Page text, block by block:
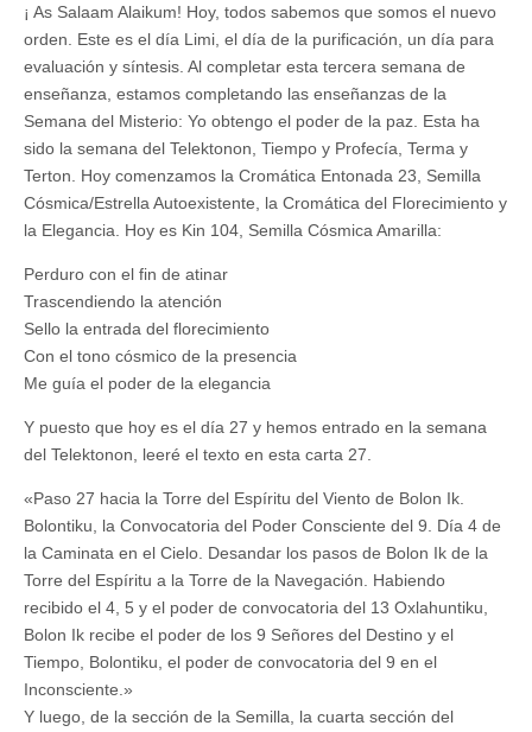
¡ As Salaam Alaikum! Hoy, todos sabemos que somos el nuevo
orden. Este es el día Limi, el día de la purificación, un día para
evaluación y síntesis. Al completar esta tercera semana de
enseñanza, estamos completando las enseñanzas de la
Semana del Misterio: Yo obtengo el poder de la paz. Esta ha
sido la semana del Telektonon, Tiempo y Profecía, Terma y
Terton. Hoy comenzamos la Cromática Entonada 23, Semilla
Cósmica/Estrella Autoexistente, la Cromática del Florecimiento y
la Elegancia. Hoy es Kin 104, Semilla Cósmica Amarilla:
Perduro con el fin de atinar
Trascendiendo la atención
Sello la entrada del florecimiento
Con el tono cósmico de la presencia
Me guía el poder de la elegancia
Y puesto que hoy es el día 27 y hemos entrado en la semana
del Telektonon, leeré el texto en esta carta 27.
«Paso 27 hacia la Torre del Espíritu del Viento de Bolon Ik.
Bolontiku, la Convocatoria del Poder Consciente del 9. Día 4 de
la Caminata en el Cielo. Desandar los pasos de Bolon Ik de la
Torre del Espíritu a la Torre de la Navegación. Habiendo
recibido el 4, 5 y el poder de convocatoria del 13 Oxlahuntiku,
Bolon Ik recibe el poder de los 9 Señores del Destino y el
Tiempo, Bolontiku, el poder de convocatoria del 9 en el
Inconsciente.»
Y luego, de la sección de la Semilla, la cuarta sección del